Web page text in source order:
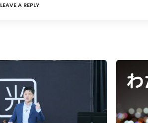
LEAVE A REPLY